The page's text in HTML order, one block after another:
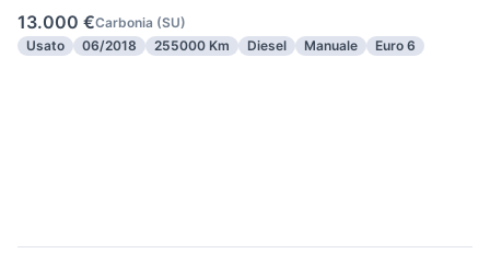
13.000 €Carbonia (SU)
Usato
06/2018 255000 Km Diesel Manuale Euro 6